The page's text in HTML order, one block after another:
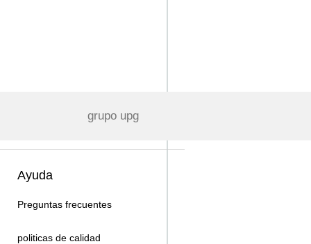
grupo upg
Ayuda
Preguntas frecuentes
politicas de calidad